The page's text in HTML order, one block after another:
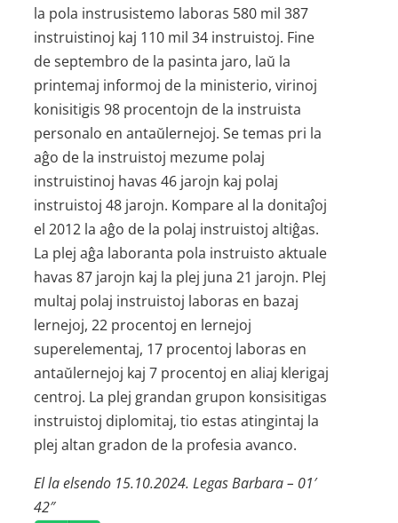
la pola instrusistemo laboras 580 mil 387
instruistinoj kaj 110 mil 34 instruistoj. Fine
de septembro de la pasinta jaro, laŭ la
printemaj informoj de la ministerio, virinoj
konisitigis 98 procentojn de la instruista
personalo en antaŭlernejoj. Se temas pri la
aĝo de la instruistoj mezume polaj
instruistinoj havas 46 jarojn kaj polaj
instruistoj 48 jarojn. Kompare al la donitaĵoj
el 2012 la aĝo de la polaj instruistoj altiĝas.
La plej aĝa laboranta pola instruisto aktuale
havas 87 jarojn kaj la plej juna 21 jarojn. Plej
multaj polaj instruistoj laboras en bazaj
lernejoj, 22 procentoj en lernejoj
superelementaj, 17 procentoj laboras en
antaŭlernejoj kaj 7 procentoj en aliaj klerigaj
centroj. La plej grandan grupon konsisitigas
instruistoj diplomitaj, tio estas atingintaj la
plej altan gradon de la profesia avanco.
El la elsendo 15.10.2024. Legas Barbara – 01′
42″